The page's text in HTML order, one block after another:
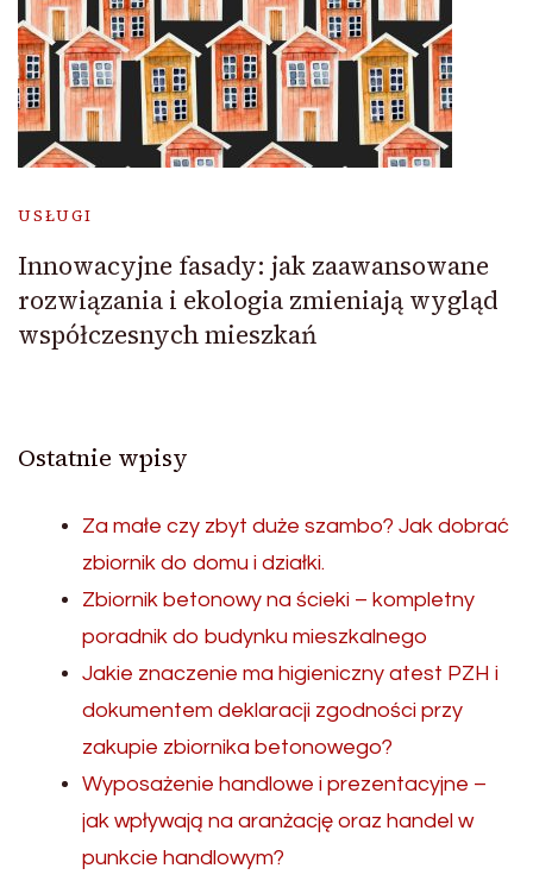
USŁUGI
Innowacyjne fasady: jak zaawansowane
rozwiązania i ekologia zmieniają wygląd
współczesnych mieszkań
Ostatnie wpisy
Za małe czy zbyt duże szambo? Jak dobrać
zbiornik do domu i działki.
Zbiornik betonowy na ścieki – kompletny
poradnik do budynku mieszkalnego
Jakie znaczenie ma higieniczny atest PZH i
dokumentem deklaracji zgodności przy
zakupie zbiornika betonowego?
Wyposażenie handlowe i prezentacyjne –
jak wpływają na aranżację oraz handel w
punkcie handlowym?